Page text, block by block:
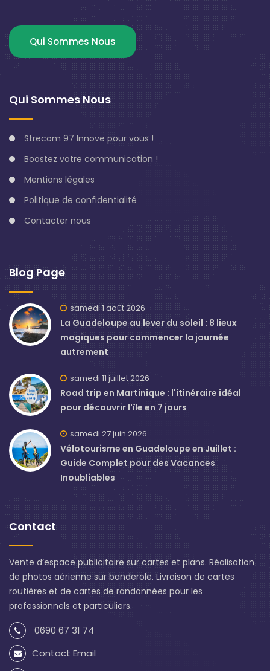
Qui Sommes Nous
Qui Sommes Nous
Strecom 97 Innove pour vous !
Boostez votre communication !
Mentions légales
Politique de confidentialité
Contacter nous
Blog Page
samedi 1 août 2026
La Guadeloupe au lever du soleil : 8 lieux
magiques pour commencer la journée
autrement
samedi 11 juillet 2026
Road trip en Martinique : l'itinéraire idéal
pour découvrir l'île en 7 jours
samedi 27 juin 2026
Vélotourisme en Guadeloupe en Juillet :
Guide Complet pour des Vacances
Inoubliables
Contact
Vente d’espace publicitaire sur cartes et plans. Réalisation
de photos aérienne sur banderole. Livraison de cartes
routières et de cartes de randonnées pour les
professionnels et particuliers.
0690 67 31 74
Contact Email